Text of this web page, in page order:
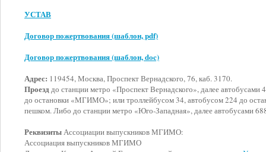
УСТАВ
Договор пожертвования (шаблон, pdf)
Договор пожертвования (шаблон, doc)
Адрес: 119454, Москва, Проспект Вернадского, 76, каб. 3170.
Проезддо станции метро «Проспект Вернадского», далее
до остановки «МГИМО»; или троллейбусом 34, автобусом 224 до
пешком. Либо до станции метро «Юго-Западная», далее автобусами
РеквизитыАссоциации выпускников МГИМО:
Ассоциация выпускников МГИМО